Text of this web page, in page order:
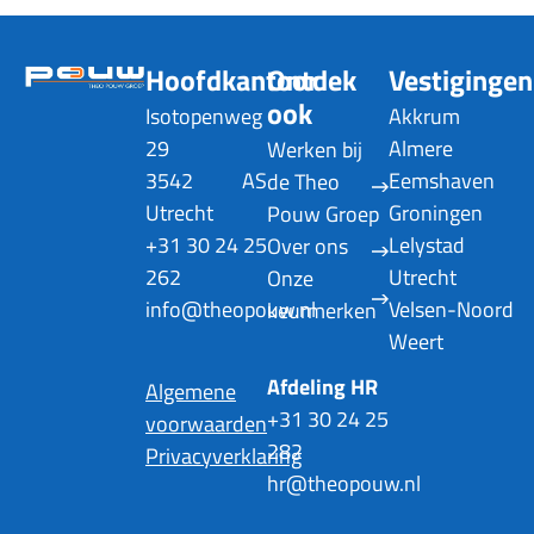
Hoofdkantoor
Isotopenweg
29
3542 AS
Utrecht
+31 30 24 25
262
info@theopouw.nl
Algemene
voorwaarden
Privacyverklaring
Ontdek
ook
Werken bij
de Theo
Pouw Groep
Over ons
Onze
keurmerken
Afdeling HR
+31 30 24 25
282
hr@theopouw.nl
Vestigingen
Akkrum
Almere
Eemshaven
Groningen
Lelystad
Utrecht
Velsen-Noord
Weert